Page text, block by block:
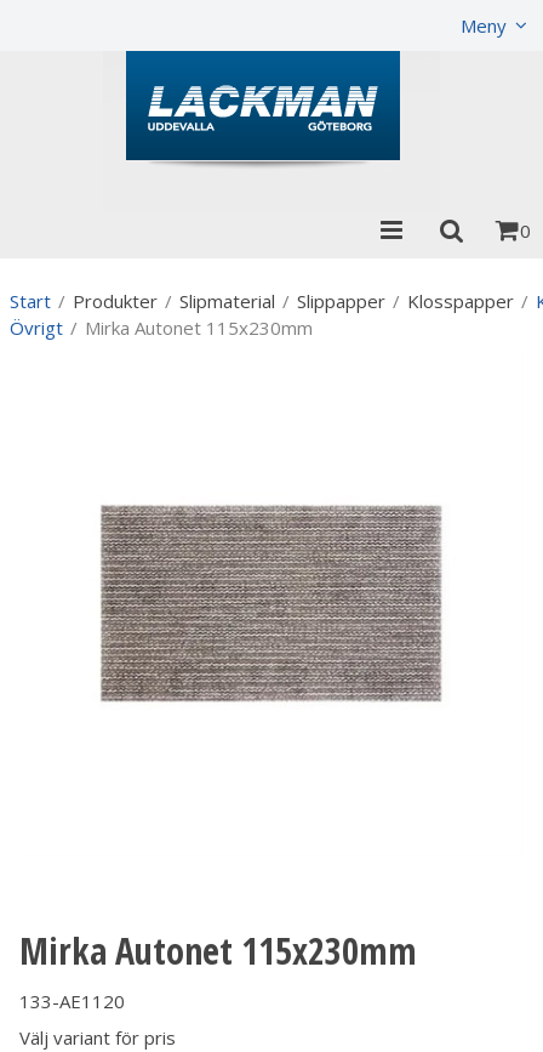
Meny
0
Start / Produkter / Slipmaterial / Slippapper / Klosspapper /
Övrigt / Mirka Autonet 115x230mm
Mirka Autonet 115x230mm
133-AE1120
Välj variant för pris